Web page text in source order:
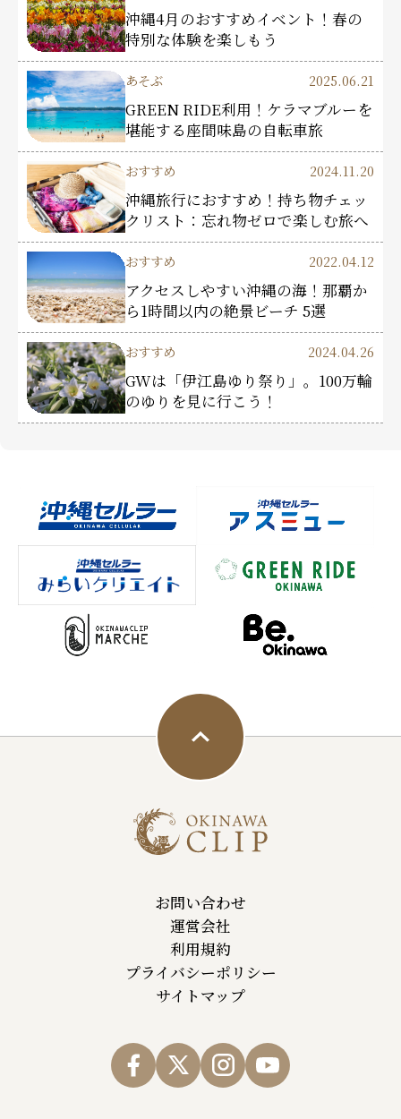
沖縄4月のおすすめイベント！春の
特別な体験を楽しもう
あそぶ 2025.06.21
GREEN RIDE利用！ケラマブルーを
堪能する座間味島の自転車旅
おすすめ 2024.11.20
沖縄旅行におすすめ！持ち物チェッ
クリスト：忘れ物ゼロで楽しむ旅へ
おすすめ 2022.04.12
アクセスしやすい沖縄の海！那覇か
ら1時間以内の絶景ビーチ 5選
おすすめ 2024.04.26
GWは「伊江島ゆり祭り」。100万輪
のゆりを見に行こう！
お問い合わせ
運営会社
利用規約
プライバシーポリシー
サイトマップ